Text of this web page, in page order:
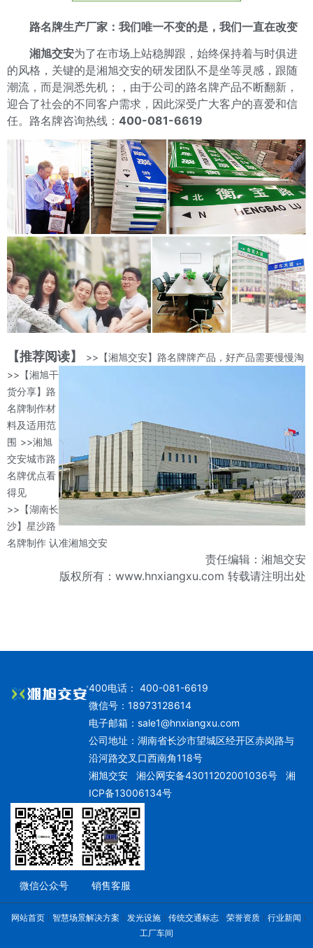
路名牌生产厂家：我们唯一不变的是，我们一直在改变
湘旭交安为了在市场上站稳脚跟，始终保持着与时俱进
的风格，关键的是湘旭交安的研发团队不是坐等灵感，跟随
潮流，而是洞悉先机；，由于公司的路名牌产品不断翻新，
迎合了社会的不同客户需求，因此深受广大客户的喜爱和信
任。路名牌咨询热线： 400-081-6619
【推荐阅读】
>>【湘旭交安】路名牌牌产品，好产品需要慢慢淘
>>【湘旭干
货分享】路
名牌制作材
料及适用范
围 >>湘旭
交安城市路
名牌优点看
得见
>>【湖南长
沙】星沙路
名牌制作 认准湘旭交安
责任编辑：湘旭交安
版权所有：www.hnxiangxu.com 转载请注明出处
400电话： 400-081-6619
微信号：18973128614
电子邮箱： sale1@hnxiangxu.com
公司地址：湖南省长沙市望城区经开区赤岗路与
沿河路交叉口西南角118号
湘旭交安湘公网安备43011202001036号
湘
ICP备13006134号
微信公众号 销售客服
网站首页 智慧场景解决方案 发光设施 传统交通标志 荣誉资质
行业新闻
工厂车间